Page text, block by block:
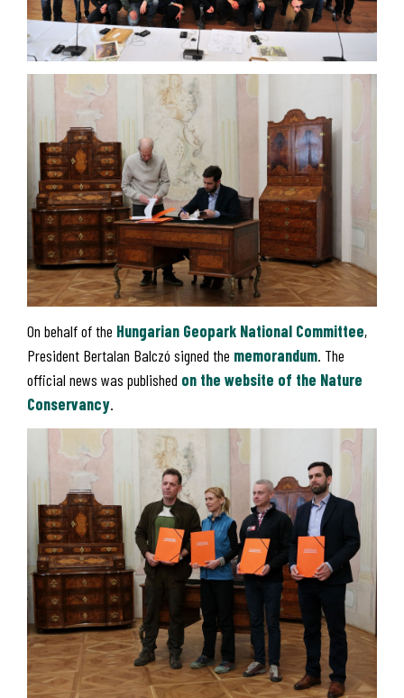
On behalf of the Hungarian Geopark National Committee,
President Bertalan Balczó signed the memorandum. The
official news was published on the website of the Nature
Conservancy.